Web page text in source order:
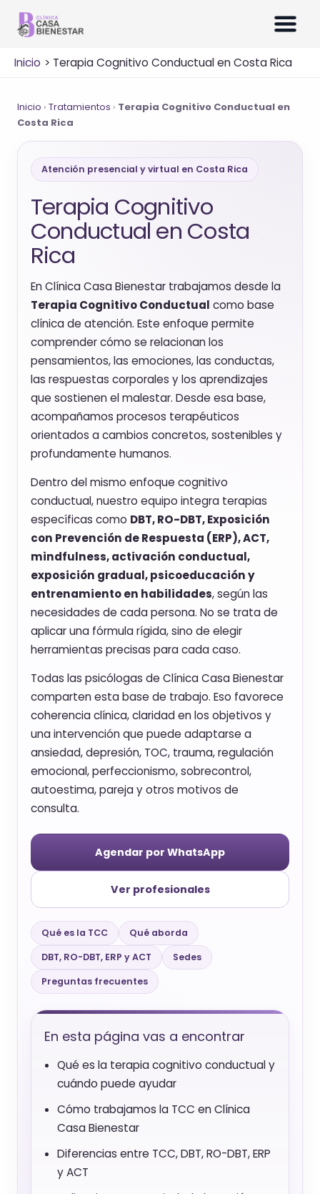
Inicio
Terapia Cognitivo Conductual en Costa Rica
Inicio › Tratamientos › Terapia Cognitivo Conductual en
Costa Rica
Atención presencial y virtual en Costa Rica
Terapia Cognitivo
Conductual en Costa
Rica
En Clínica Casa Bienestar trabajamos desde la
Terapia Cognitivo Conductual como base
clínica de atención. Este enfoque permite
comprender cómo se relacionan los
pensamientos, las emociones, las conductas,
las respuestas corporales y los aprendizajes
que sostienen el malestar. Desde esa base,
acompañamos procesos terapéuticos
orientados a cambios concretos, sostenibles y
profundamente humanos.
Dentro del mismo enfoque cognitivo
conductual, nuestro equipo integra terapias
específicas como DBT, RO-DBT, Exposición
con Prevención de Respuesta (ERP), ACT,
mindfulness, activación conductual,
exposición gradual, psicoeducación y
entrenamiento en habilidades, según las
necesidades de cada persona. No se trata de
aplicar una fórmula rígida, sino de elegir
herramientas precisas para cada caso.
Todas las psicólogas de Clínica Casa Bienestar
comparten esta base de trabajo. Eso favorece
coherencia clínica, claridad en los objetivos y
una intervención que puede adaptarse a
ansiedad, depresión, TOC, trauma, regulación
emocional, perfeccionismo, sobrecontrol,
autoestima, pareja y otros motivos de
consulta.
Agendar por WhatsApp
Ver profesionales
Qué es la TCC
Qué aborda
DBT, RO-DBT, ERP y ACT
Sedes
Preguntas frecuentes
En esta página vas a encontrar
Qué es la terapia cognitivo conductual y
cuándo puede ayudar
Cómo trabajamos la TCC en Clínica
Casa Bienestar
Diferencias entre TCC, DBT, RO-DBT, ERP
y ACT